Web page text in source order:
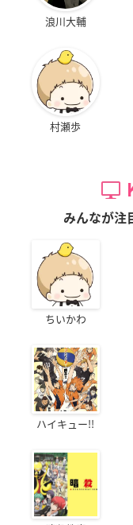
浪川大輔
村瀬歩
みんなが注
ちいかわ
ハイキュー!!